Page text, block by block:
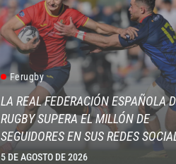
Ferugby
LA REAL FEDERACIÓN ESPAÑOLA
RUGBY SUPERA EL MILLÓN DE
SEGUIDORES EN SUS REDES
5 DE AGOSTO DE 2026